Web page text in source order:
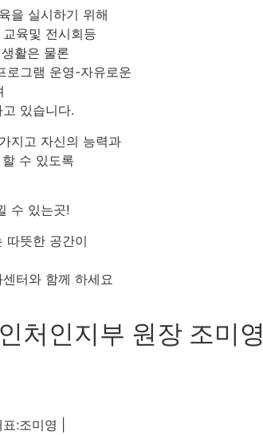
을 실시하기 위해
육및 전시회등
활은 물론
로그램 운영-자유로운
있습니다.
지고 자신의 능력과
수 있도록
수 있는곳!
따뜻한 공간이
터와 함께 하세요
처인지부 원장 조미영
:조미영 |